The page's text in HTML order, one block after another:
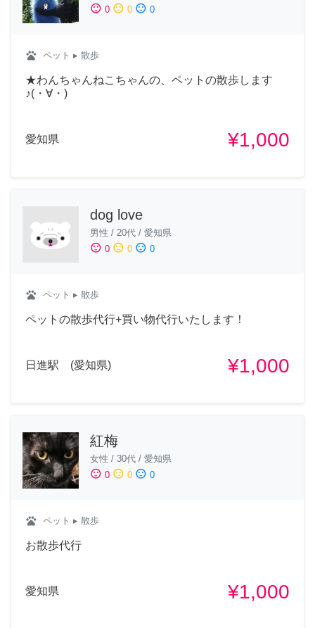
sentiment_satisfied 0 sentiment_neutral 0 sentiment_dissatisfied 0
pets ペット ▸ 散歩
★わんちゃんねこちゃんの、ペットの散歩します
♪(・∀・)
愛知県 ¥1,000
dog love
男性 / 20代 / 愛知県
sentiment_satisfied 0 sentiment_neutral 0 sentiment_dissatisfied 0
pets ペット ▸ 散歩
ペットの散歩代行+買い物代行いたします！
日進駅 (愛知県) ¥1,000
紅梅
女性 / 30代 / 愛知県
sentiment_satisfied 0 sentiment_neutral 0 sentiment_dissatisfied 0
pets ペット ▸ 散歩
お散歩代行
愛知県 ¥1,000